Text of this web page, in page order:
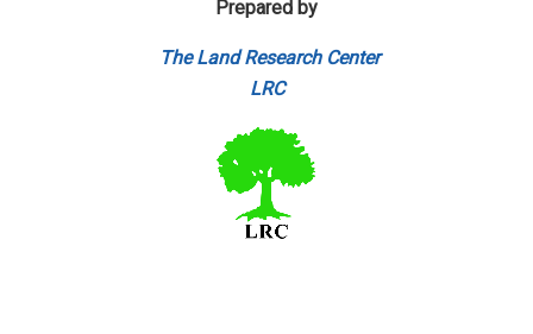
Prepared by
The Land Research Center
LRC